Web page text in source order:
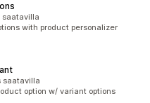
saatavilla
with product personalizer
saatavilla
option w/ variant options